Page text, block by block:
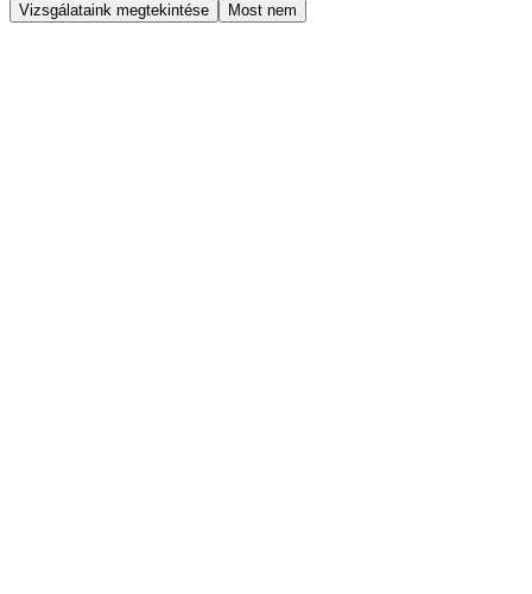
Vizsgálataink megtekintése Most nem